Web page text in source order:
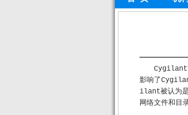
Cygilant
影响了
ilant被认为是
网络文件和目